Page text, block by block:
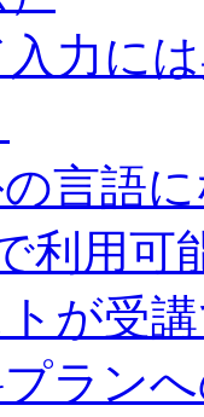
力に
言語
利用
が受
ラン